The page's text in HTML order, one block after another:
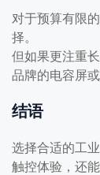
对于预算有限
择。
但如果更注重
品牌的电容屏
结语
选择合适的工
触控体验，还